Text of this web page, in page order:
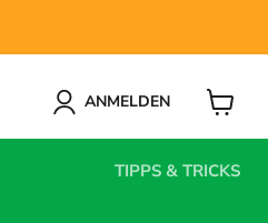
ANMELDEN
TIPPS & TRICKS